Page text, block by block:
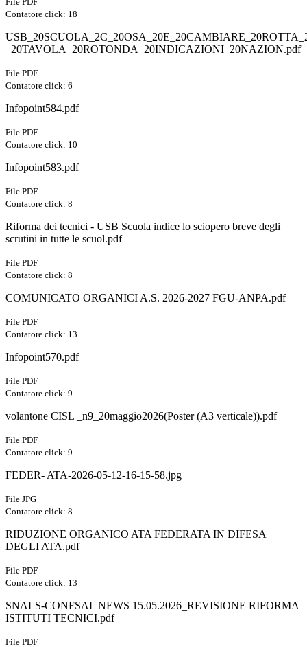
Contatore click: 18
_20TAVOLA_20ROTONDA_20INDICAZIONI_20NAZION.pdf
File PDF
Contatore click: 6
Infopoint584.pdf
File PDF
Contatore click: 10
Infopoint583.pdf
File PDF
Contatore click: 8
Riforma dei tecnici - USB Scuola indice lo sciopero breve degli
scrutini in tutte le scuol.pdf
File PDF
Contatore click: 8
COMUNICATO ORGANICI A.S. 2026-2027 FGU-ANPA.pdf
File PDF
Contatore click: 13
Infopoint570.pdf
File PDF
Contatore click: 9
volantone CISL _n9_20maggio2026(Poster (A3 verticale)).pdf
File PDF
Contatore click: 9
FEDER- ATA-2026-05-12-16-15-58.jpg
File JPG
Contatore click: 8
RIDUZIONE ORGANICO ATA FEDERATA IN DIFESA
DEGLI ATA.pdf
File PDF
Contatore click: 13
SNALS-CONFSAL NEWS 15.05.2026_REVISIONE RIFORMA
ISTITUTI TECNICI.pdf
File PDF